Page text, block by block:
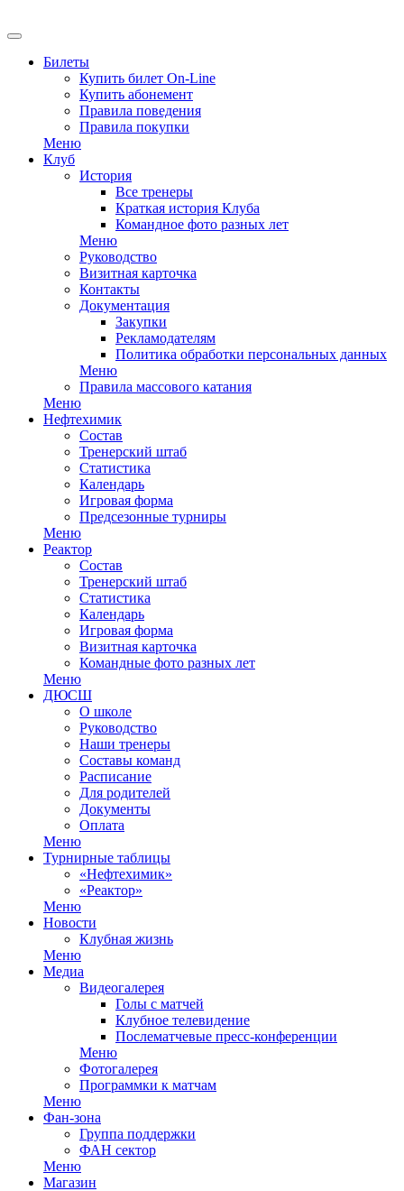
Билеты
Купить билет On-Line
Купить абонемент
Правила поведения
Правила покупки
Меню
Клуб
История
Все тренеры
Краткая история Клуба
Командное фото разных лет
Меню
Руководство
Визитная карточка
Контакты
Документация
Закупки
Рекламодателям
Политика обработки персональных данных
Меню
Правила массового катания
Меню
Нефтехимик
Состав
Тренерский штаб
Статистика
Календарь
Игровая форма
Предсезонные турниры
Меню
Реактор
Состав
Тренерский штаб
Статистика
Календарь
Игровая форма
Визитная карточка
Командные фото разных лет
Меню
ДЮСШ
О школе
Руководство
Наши тренеры
Составы команд
Расписание
Для родителей
Документы
Оплата
Меню
Турнирные таблицы
«Нефтехимик»
«Реактор»
Меню
Новости
Клубная жизнь
Меню
Медиа
Видеогалерея
Голы с матчей
Клубное телевидение
Послематчевые пресс-конференции
Меню
Фотогалерея
Программки к матчам
Меню
Фан-зона
Группа поддержки
ФАН сектор
Меню
Магазин